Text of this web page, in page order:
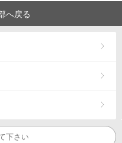
へ戻る